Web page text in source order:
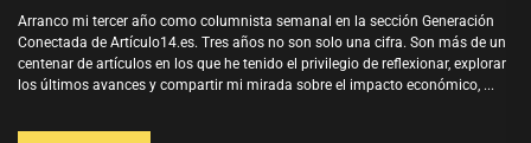
Arranco mi tercer año como columnista semanal en la sección Generación
Conectada de Artículo14.es. Tres años no son solo una cifra. Son más de un
centenar de artículos en los que he tenido el privilegio de reflexionar, explorar
los últimos avances y compartir mi mirada sobre el impacto económico, ...